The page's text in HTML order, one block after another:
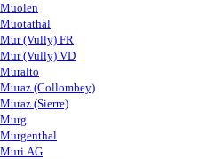
Muolen
Muotathal
Mur (Vully) FR
Mur (Vully) VD
Muralto
Muraz (Collombey)
Muraz (Sierre)
Murg
Murgenthal
Muri AG